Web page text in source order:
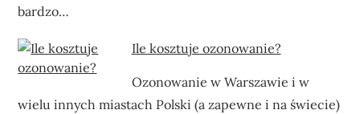
bardzo…
Ile kosztuje ozonowanie?
Ozonowanie w Warszawie i w
wielu innych miastach Polski (a zapewne i na świecie)